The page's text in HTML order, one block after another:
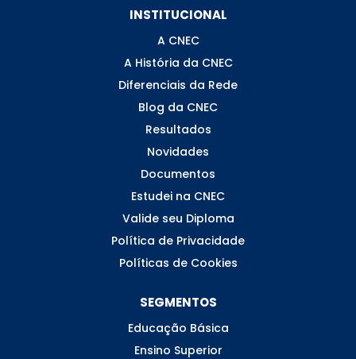
INSTITUCIONAL
A CNEC
A História da CNEC
Diferenciais da Rede
Blog da CNEC
Resultados
Novidades
Documentos
Estudei na CNEC
Valide seu Diploma
Política de Privacidade
Políticas de Cookies
SEGMENTOS
Educação Básica
Ensino Superior